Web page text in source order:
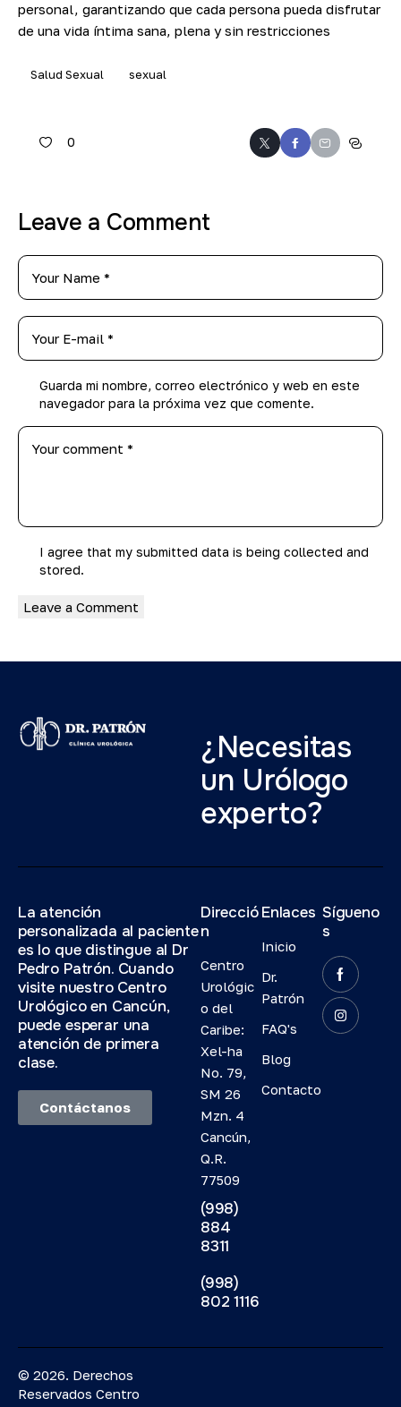
personal, garantizando que cada persona pueda disfrutar
de una vida íntima sana, plena y sin restricciones
Salud Sexual sexual
0
Leave a Comment
Guarda mi nombre, correo electrónico y web en este
navegador para la próxima vez que comente.
I agree that my submitted data is being collected and
stored.
¿Necesitas
un Urólogo
experto?
La atención
personalizada al paciente
es lo que distingue al Dr
Pedro Patrón. Cuando
visite nuestro Centro
Urológico en Cancún,
puede esperar una
atención de primera
clase.
Contáctanos
Direcció
n
Centro
Urológic
o del
Caribe:
Xel-ha
No. 79,
SM 26
Mzn. 4
Cancún,
Q.R.
77509
(998)
884
8311
(998)
802 1116
Enlaces
Inicio
Dr.
Patrón
FAQ's
Blog
Contacto
Sígueno
s
© 2026. Derechos
Reservados Centro